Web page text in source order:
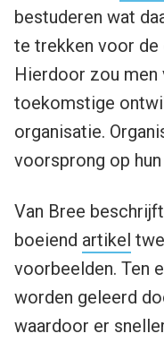
bestuderen wat
te trekken voor de
Hierdoor zou men
toekomstige
organisatie.
voorsprong op
Van Bree
boeiend artikel
voorbeelden. Ten
worden geleerd
waardoor er